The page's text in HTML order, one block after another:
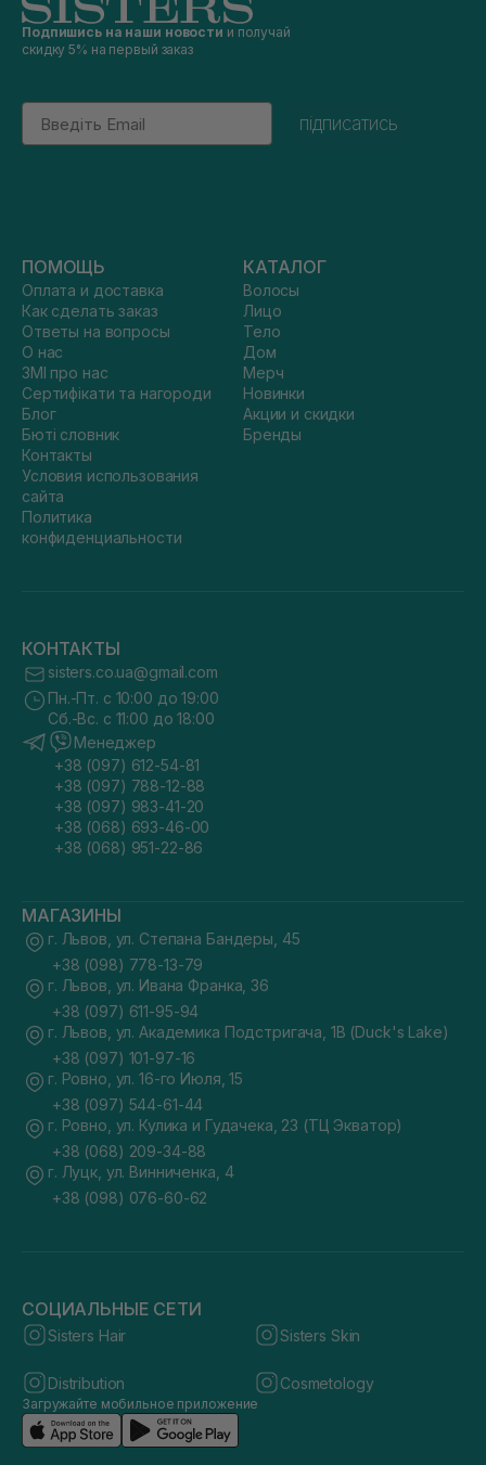
Подпишись на наши новости и получай
скидку 5% на первый заказ
Email
підписатись
ПОМОЩЬ
Оплата и доставка
Как сделать заказ
Ответы на вопросы
О нас
ЗМІ про нас
Сертифікати та нагороди
Блог
Бюті словник
Контакты
Условия использования
сайта
Политика
конфиденциальности
КАТАЛОГ
Волосы
Лицо
Тело
Дом
Мерч
Новинки
Акции и скидки
Бренды
КОНТАКТЫ
sisters.co.ua@gmail.com
Пн.-Пт. с 10:00 до 19:00
Сб.-Вс. с 11:00 до 18:00
Менеджер
+38 (097) 612-54-81
+38 (097) 788-12-88
+38 (097) 983-41-20
+38 (068) 693-46-00
+38 (068) 951-22-86
МАГАЗИНЫ
г. Львов, ул. Степана Бандеры, 45
+38 (098) 778-13-79
г. Львов, ул. Ивана Франка, 36
+38 (097) 611-95-94
г. Львов, ул. Академика Подстригача, 1В (Duck's Lake)
+38 (097) 101-97-16
г. Ровно, ул. 16-го Июля, 15
+38 (097) 544-61-44
г. Ровно, ул. Кулика и Гудачека, 23 (ТЦ Экватор)
+38 (068) 209-34-88
г. Луцк, ул. Винниченка, 4
+38 (098) 076-60-62
СОЦИАЛЬНЫЕ СЕТИ
Sisters Hair Sisters Skin
Distribution Cosmetology
Загружайте мобильное приложение